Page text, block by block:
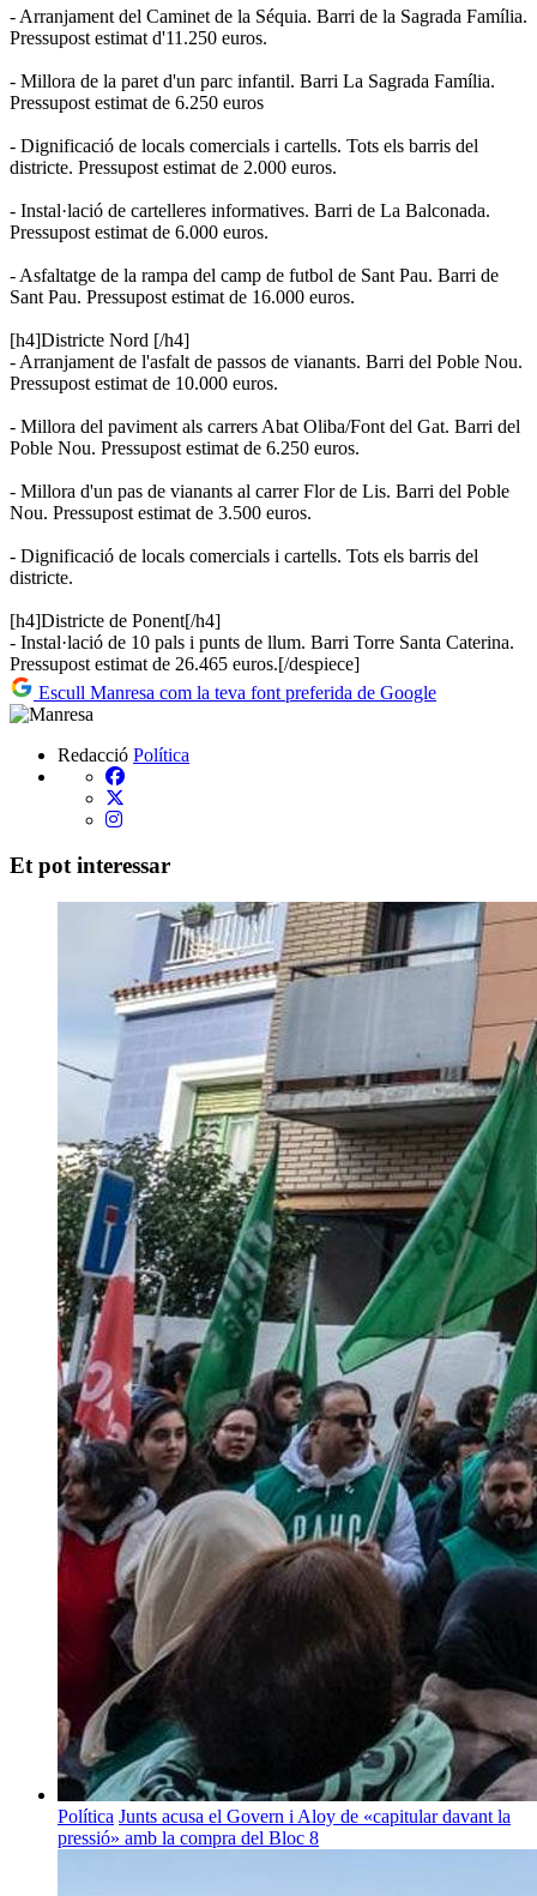
- Arranjament del Caminet de la Séquia. Barri de la Sagrada Família.
Pressupost estimat d'11.250 euros.
- Millora de la paret d'un parc infantil. Barri La Sagrada Família.
Pressupost estimat de 6.250 euros
- Dignificació de locals comercials i cartells. Tots els barris del
districte. Pressupost estimat de 2.000 euros.
- Instal·lació de cartelleres informatives. Barri de La Balconada.
Pressupost estimat de 6.000 euros.
- Asfaltatge de la rampa del camp de futbol de Sant Pau. Barri de
Sant Pau. Pressupost estimat de 16.000 euros.
[h4]Districte Nord [/h4]
- Arranjament de l'asfalt de passos de vianants. Barri del Poble Nou.
Pressupost estimat de 10.000 euros.
- Millora del paviment als carrers Abat Oliba/Font del Gat. Barri del
Poble Nou. Pressupost estimat de 6.250 euros.
- Millora d'un pas de vianants al carrer Flor de Lis. Barri del Poble
Nou. Pressupost estimat de 3.500 euros.
- Dignificació de locals comercials i cartells. Tots els barris del
districte.
[h4]Districte de Ponent[/h4]
- Instal·lació de 10 pals i punts de llum. Barri Torre Santa Caterina.
Pressupost estimat de 26.465 euros.[/despiece]
Escull Manresa com la teva font preferida de Google
Redacció Política
Et pot interessar
Política Junts acusa el Govern i Aloy de «capitular davant la
pressió» amb la compra del Bloc 8